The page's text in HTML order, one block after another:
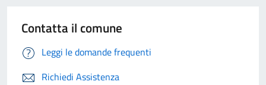
Contatta il comune
Leggi le domande frequenti
Richiedi Assistenza